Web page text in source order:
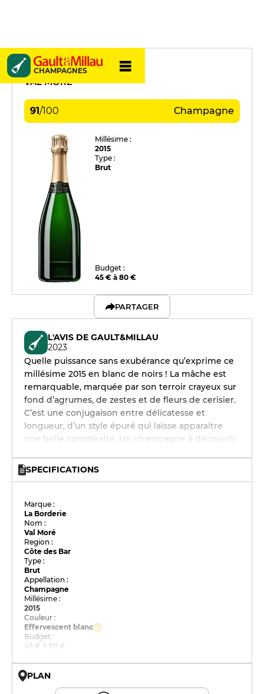
CHAMPAGNES
La Borderie
VAL MORÉ
91/100 Champagne
Millésime :
2015
Type :
Brut
Budget :
45 € à 80 €
PARTAGER
L'AVIS DE GAULT&MILLAU
2023
Quelle puissance sans exubérance qu’exprime ce
millésime 2015 en blanc de noirs ! La mâche est
remarquable, marquée par son terroir crayeux sur
fond d’agrumes, de zestes et de fleurs de cerisier.
C’est une conjugaison entre délicatesse et
longueur, d’un style épuré qui laisse apparaitre
une belle complexité. Un champagne à découvrir.
SPECIFICATIONS
Marque :
La Borderie
Nom :
Val Moré
Region :
Côte des Bar
Type :
Brut
Appellation :
Champagne
Millésime :
2015
Couleur :
Effervescent blanc
Budget :
45 € à 80 €
PLAN